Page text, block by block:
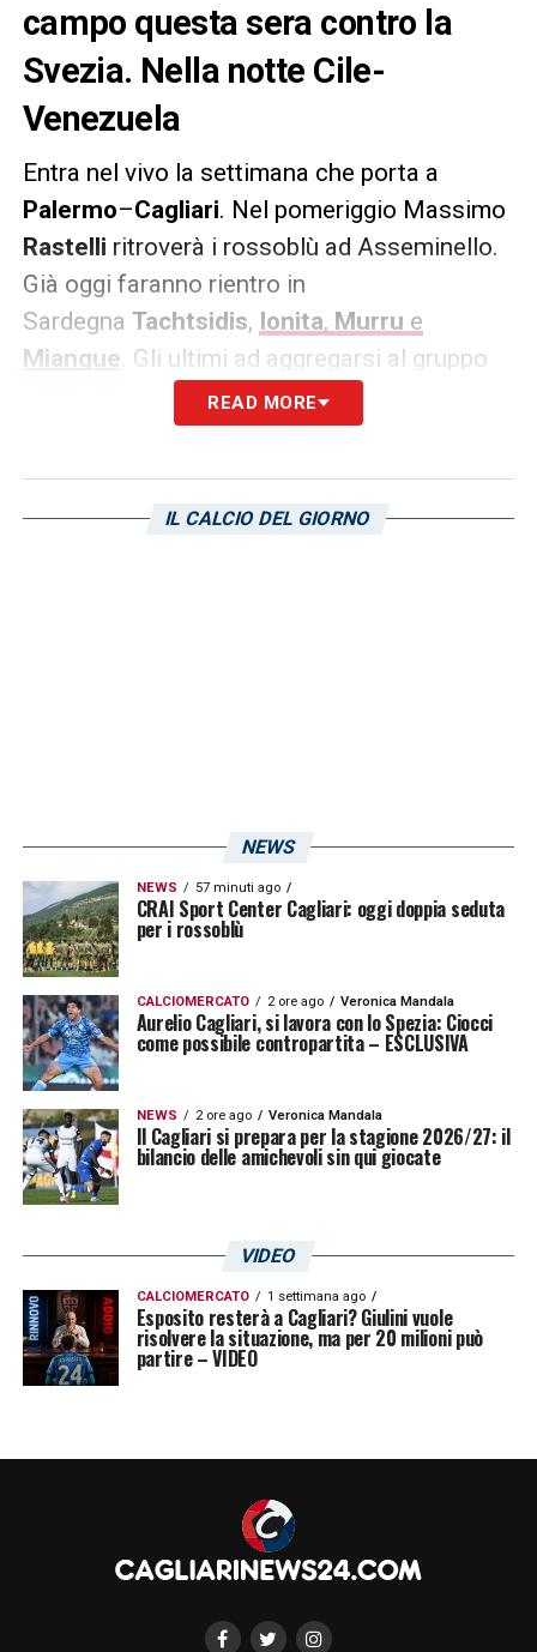
campo questa sera contro la
Svezia. Nella notte Cile-
Venezuela
Entra nel vivo la settimana che porta a
Palermo–Cagliari. Nel pomeriggio Massimo
Rastelli ritroverà i rossoblù ad Asseminello.
Già oggi faranno rientro in
Sardegna Tachtsidis, Ionita, Murru e
Miangue . Gli ultimi ad aggregarsi al gruppo
Bruno AlveseIsla, ancora
impegnati oggi con le rispettive Nazionali.
Funchal. Il test amichevole – organizzato
contro l’Argentina, ospiterà a Santiago il
Venezuela. In palio tre punti pesantissimi in
chiave qualificazione a Russia 2018.
LA PLAYLIST DELLE NOSTRE TOP NEWS
READ MORE
IL CALCIO DEL GIORNO
NEWS
NEWS 57 minuti ago
CRAI Sport Center Cagliari: oggi doppia seduta
per i rossoblù
CALCIOMERCATO 2 ore ago Veronica Mandala
Aurelio Cagliari, si lavora con lo Spezia: Ciocci
come possibile contropartita – ESCLUSIVA
NEWS 2 ore ago Veronica Mandala
Il Cagliari si prepara per la stagione 2026/27: il
bilancio delle amichevoli sin qui giocate
VIDEO
CALCIOMERCATO 1 settimana ago
Esposito resterà a Cagliari? Giulini vuole
risolvere la situazione, ma per 20 milioni può
partire – VIDEO